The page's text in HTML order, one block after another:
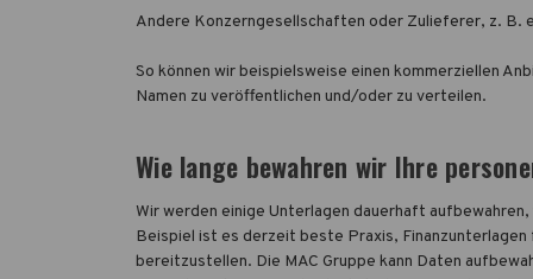
Andere Konzerngesellschaften oder Zulieferer, z. B.
So können wir beispielsweise einen kommerziellen
Namen zu veröffentlichen und/oder zu verteilen.
Wie lange bewahren wir Ihre
Wir werden einige Unterlagen dauerhaft
Beispiel ist es derzeit beste Praxis,
bereitzustellen. Die MAC Gruppe kann Daten